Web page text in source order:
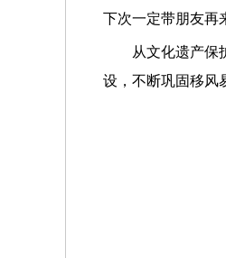
下次一定带朋友再
从文化遗产保
设，不断巩固移风